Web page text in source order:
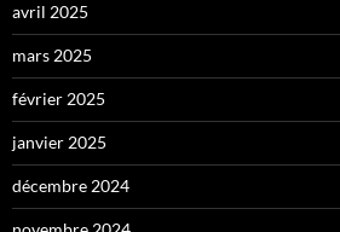
avril 2025
mars 2025
février 2025
janvier 2025
décembre 2024